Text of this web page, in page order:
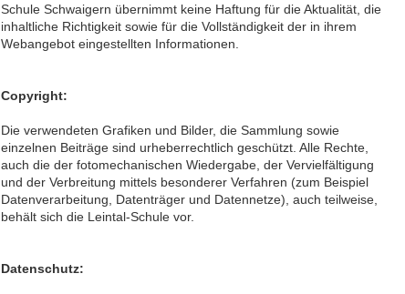
Schule Schwaigern übernimmt keine Haftung für die Aktualität, die
inhaltliche Richtigkeit sowie für die Vollständigkeit der in ihrem
Webangebot eingestellten Informationen.
Copyright:
Die verwendeten Grafiken und Bilder, die Sammlung sowie
einzelnen Beiträge sind urheberrechtlich geschützt. Alle Rechte,
auch die der fotomechanischen Wiedergabe, der Vervielfältigung
und der Verbreitung mittels besonderer Verfahren (zum Beispiel
Datenverarbeitung, Datenträger und Datennetze), auch teilweise,
behält sich die Leintal-Schule vor.
Datenschutz: